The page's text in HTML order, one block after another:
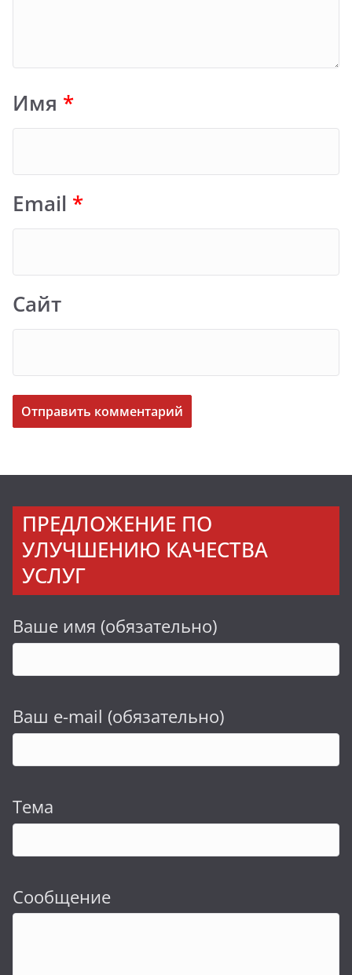
Имя *
Email *
Сайт
ПРЕДЛОЖЕНИЕ ПО
УЛУЧШЕНИЮ КАЧЕСТВА
УСЛУГ
Ваше имя (обязательно)
Ваш e-mail (обязательно)
Тема
Сообщение